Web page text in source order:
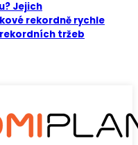
Jejich
rekordně rychle
tržeb